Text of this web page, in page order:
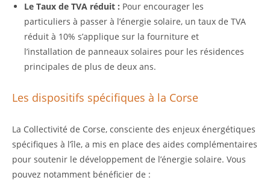
Le Taux de TVA réduit : Pour encourager les
particuliers à passer à l’énergie solaire, un taux de TVA
réduit à 10% s’applique sur la fourniture et
l’installation de panneaux solaires pour les résidences
principales de plus de deux ans.
Les dispositifs spécifiques à la Corse
La Collectivité de Corse, consciente des enjeux énergétiques
spécifiques à l’île, a mis en place des aides complémentaires
pour soutenir le développement de l’énergie solaire. Vous
pouvez notamment bénéficier de :